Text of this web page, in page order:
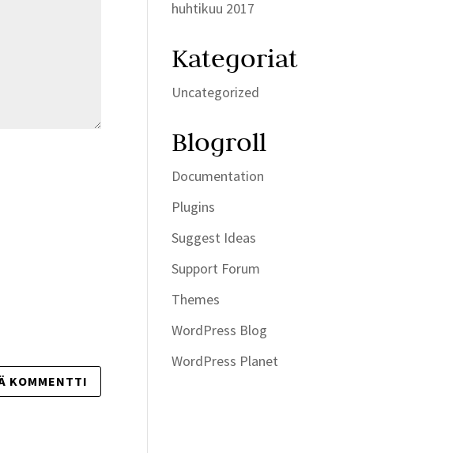
huhtikuu 2017
Kategoriat
Uncategorized
Blogroll
Documentation
Plugins
Suggest Ideas
Support Forum
Themes
WordPress Blog
WordPress Planet